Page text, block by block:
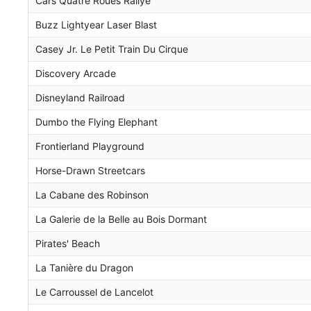
Buzz Lightyear Laser Blast
Casey Jr. Le Petit Train Du Cirque
Discovery Arcade
Disneyland Railroad
Dumbo the Flying Elephant
Frontierland Playground
Horse-Drawn Streetcars
La Cabane des Robinson
La Galerie de la Belle au Bois Dormant
Pirates' Beach
La Tanière du Dragon
Le Carroussel de Lancelot